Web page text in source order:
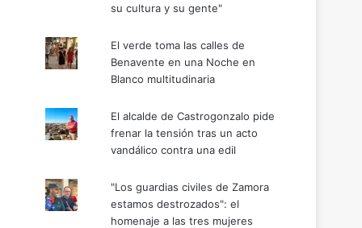
su cultura y su gente"
El verde toma las calles de
Benavente en una Noche en
Blanco multitudinaria
El alcalde de Castrogonzalo pide
frenar la tensión tras un acto
vandálico contra una edil
"Los guardias civiles de Zamora
estamos destrozados": el
homenaje a las tres mujeres